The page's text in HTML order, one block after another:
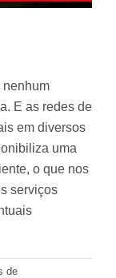
nenhum
E as redes de
em diversos
uma
o que nos
serviços
de